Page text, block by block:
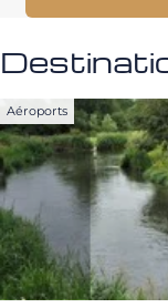
Aéroports